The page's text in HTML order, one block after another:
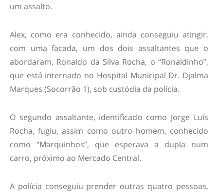
um assalto.
Alex, como era conhecido, ainda conseguiu atingir,
com uma facada, um dos dois assaltantes que o
abordaram, Ronaldo da Silva Rocha, o “Ronaldinho”,
que está internado no Hospital Municipal Dr. Djalma
Marques (Socorrão 1), sob custódia da polícia.
O segundo assaltante, identificado como Jorge Luís
Rocha, fugiu, assim como outro homem, conhecido
como “Marquinhos”, que esperava a dupla num
carro, próximo ao Mercado Central.
A polícia conseguiu prender outras quatro pessoas,